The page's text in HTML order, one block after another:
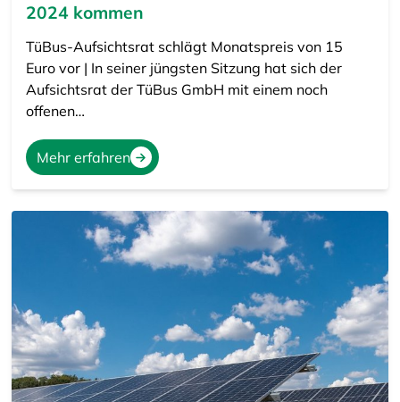
2024 kommen
TüBus-Aufsichtsrat schlägt Monatspreis von 15
Euro vor | In seiner jüngsten Sitzung hat sich der
Aufsichtsrat der TüBus GmbH mit einem noch
offenen…
Mehr erfahren